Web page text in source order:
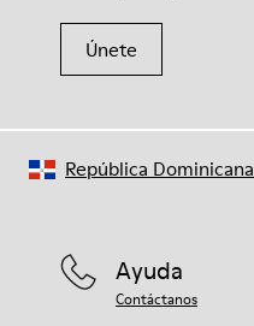
Únete
Ayuda
Contáctanos
República Dominicana